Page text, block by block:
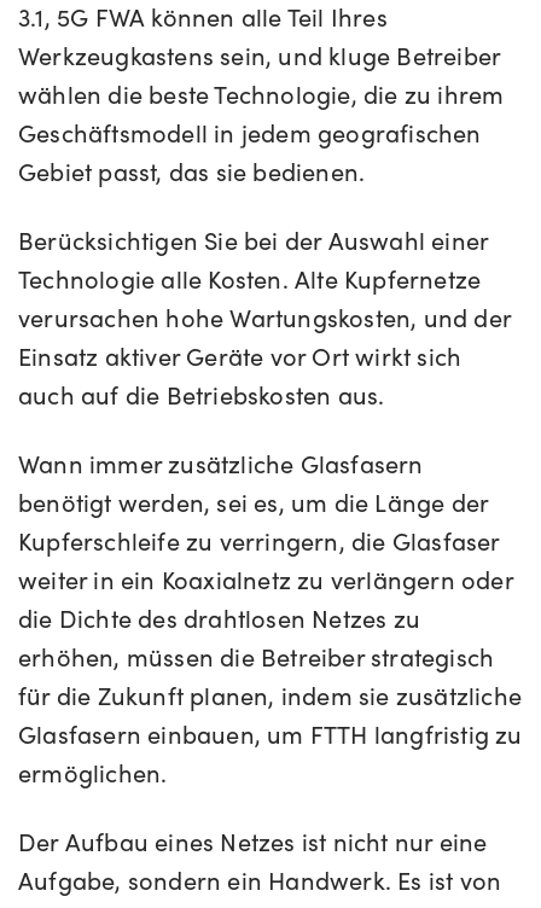
3.1, 5G FWA können alle Teil Ihres
Werkzeugkastens sein, und kluge Betreiber
wählen die beste Technologie, die zu ihrem
Geschäftsmodell in jedem geografischen
Gebiet passt, das sie bedienen.
Berücksichtigen Sie bei der Auswahl einer
Technologie alle Kosten. Alte Kupfernetze
verursachen hohe Wartungskosten, und der
Einsatz aktiver Geräte vor Ort wirkt sich
auch auf die Betriebskosten aus.
Wann immer zusätzliche Glasfasern
benötigt werden, sei es, um die Länge der
Kupferschleife zu verringern, die Glasfaser
weiter in ein Koaxialnetz zu verlängern oder
die Dichte des drahtlosen Netzes zu
erhöhen, müssen die Betreiber strategisch
für die Zukunft planen, indem sie zusätzliche
Glasfasern einbauen, um FTTH langfristig zu
ermöglichen.
Der Aufbau eines Netzes ist nicht nur eine
Aufgabe, sondern ein Handwerk. Es ist von